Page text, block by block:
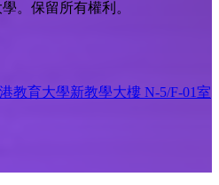
。保留所有權利。
教育大學新教學大樓 N-5/F-01室